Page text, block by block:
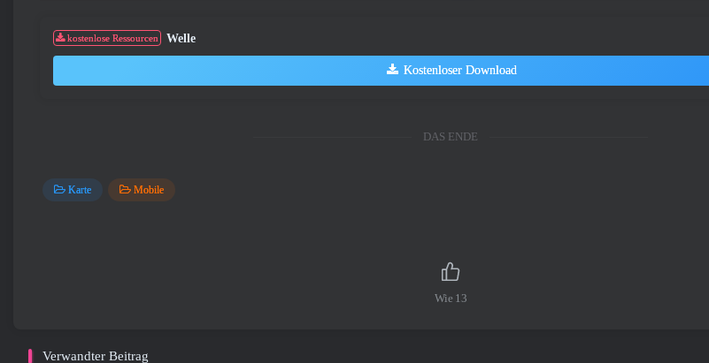
kostenlose Ressourcen Welle
Kostenloser Download
DAS ENDE
Karte Mobile
Wie 13
Verwandter Beitrag